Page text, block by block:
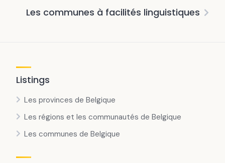
Les communes à facilités linguistiques
Listings
Les provinces de Belgique
Les régions et les communautés de Belgique
Les communes de Belgique